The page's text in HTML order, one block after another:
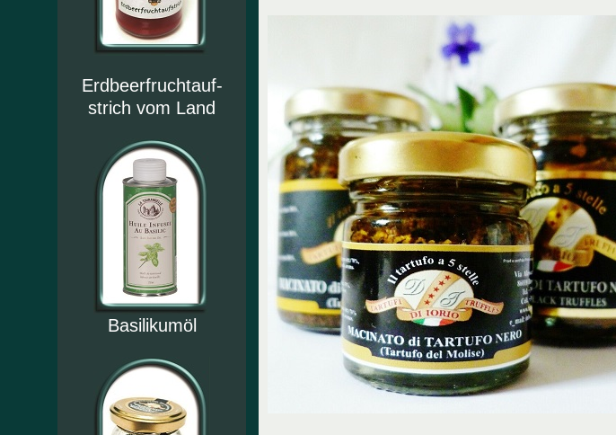
Erdbeerfruchtauf-
strich vom Land
Basilikumöl